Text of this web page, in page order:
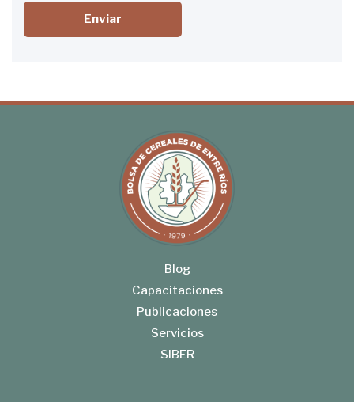
Enviar
Blog
Capacitaciones
Publicaciones
Servicios
SIBER